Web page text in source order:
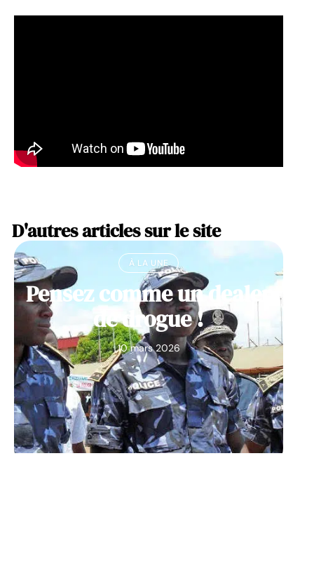
D'autres articles sur le site
À LA UNE
Pensez comme un dealer
de drogue !
10 mars 2026